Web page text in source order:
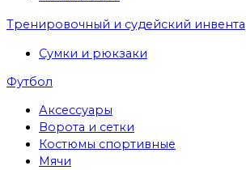
Тренировочный и судейский
Сумки и рюкзаки
Футбол
Аксессуары
Ворота и сетки
Костюмы спортивные
Мячи